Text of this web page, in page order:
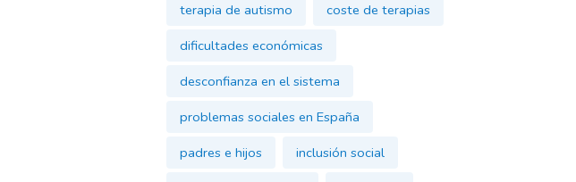
terapia de autismo
coste de terapias
dificultades económicas
desconfianza en el sistema
problemas sociales en España
padres e hijos
inclusión social